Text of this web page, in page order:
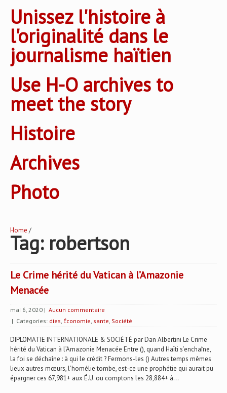
Unissez l'histoire à
l'originalité dans le
journalisme haïtien
Use H-O archives to
meet the story
Histoire
Archives
Photo
Home /
Tag: robertson
Le Crime hérité du Vatican à l’Amazonie
Menacée
mai 6, 2020 | Aucun commentaire
| Categories: dies, Économie, sante, Société
DIPLOMATIE INTERNATIONALE & SOCIÉTÉ par Dan Albertini Le Crime
hérité du Vatican à l’Amazonie Menacée Entre (), quand Haïti s’enchaîne,
la foi se déchaîne : à qui le crédit ? Fermons-les () Autres temps mêmes
lieux autres mœurs, l’homélie tombe, est-ce une prophétie qui aurait pu
épargner ces 67,981+ aux É.U. ou comptons les 28,884+ à...